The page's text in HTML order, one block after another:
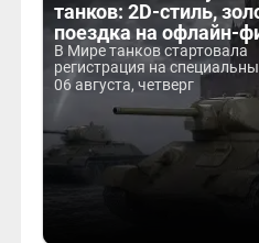
танков: 2D-стиль,
поездка на офлайн-
В Мире танков стартовала
регистрация на
06 августа, четверг